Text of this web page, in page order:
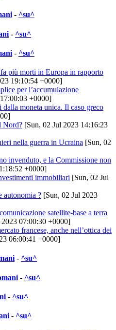
- ^su^
- ^su^
- ^su^
più morti in Europa in rapporto
19:10:54 +0000]
per l’accumulazione
+0000]
moneta unica. Il caso greco
Nord? [Sun, 02 Jul 2023 14:16:23
nella guerra in Ucraina [Sun, 02
invenduto, e la Commissione non
+0000]
immobiliari [Sun, 02 Jul
autonomia ? [Sun, 02 Jul 2023
satellite-base a terra
07:00:30 +0000]
francese, anche nell’ottica dei
06:00:41 +0000]
- ^su^
- ^su^
- ^su^
- ^su^